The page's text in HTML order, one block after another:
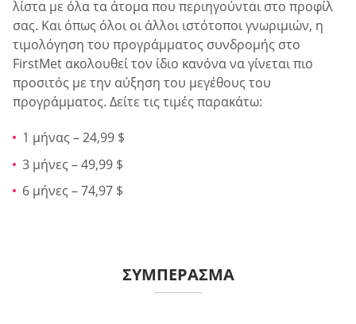
λίστα με όλα τα άτομα που περιηγούνται στο προφίλ
σας. Και όπως όλοι οι άλλοι ιστότοποι γνωριμιών, η
τιμολόγηση του προγράμματος συνδρομής στο
FirstMet ακολουθεί τον ίδιο κανόνα να γίνεται πιο
προσιτός με την αύξηση του μεγέθους του
προγράμματος. Δείτε τις τιμές παρακάτω:
1 μήνας – 24,99 $
3 μήνες – 49,99 $
6 μήνες – 74,97 $
ΣΥΜΠΈΡΑΣΜΑ